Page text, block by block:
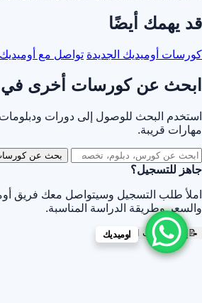
قد يهمك أيضًا
كورسات أوميديك الجديدة تواصل مع أوميديك
ابحث عن كورسات أخرى في
استخدم البحث للوصول إلى دورات
مهارات قريبة.
بحث عن
جاهز للتسجيل؟
املأ طلب التسجيل وسيتواصل معك فريق
والسعر وطريقة الدراسة المناسبة.
📝 إرسال طلب التسجيل
اوميديك